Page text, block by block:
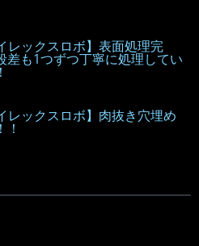
レックスロボ】表面処理完
差も1つずつ丁寧に処理してい
レックスロボ】肉抜き穴埋め